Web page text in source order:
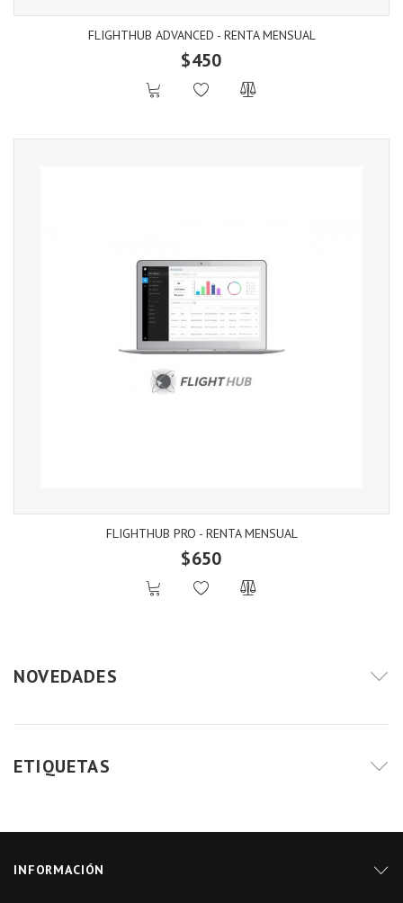
FLIGHTHUB ADVANCED - RENTA MENSUAL
$450
FLIGHTHUB PRO - RENTA MENSUAL
$650
NOVEDADES
ETIQUETAS
INFORMACIÓN